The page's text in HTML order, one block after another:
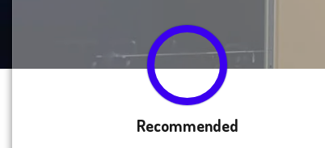
Recommended